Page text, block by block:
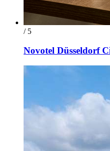
/ 5
Novotel Düsseldorf